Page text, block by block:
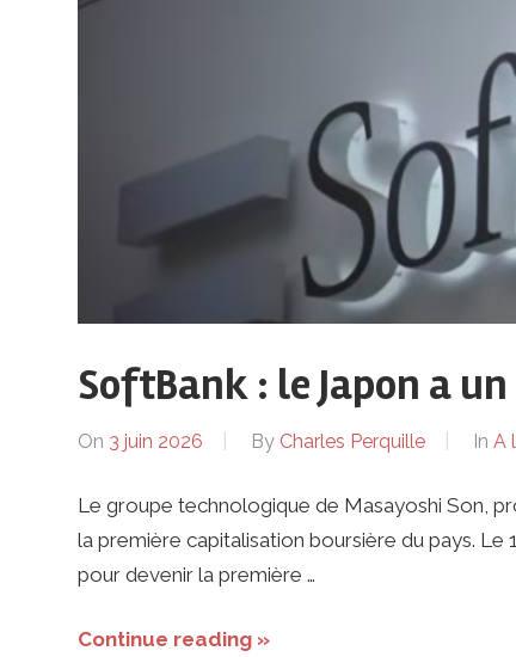
monde
lentreprise
et
ses
dirigeants
SoftBank : le Japon a
On 3 juin 2026 By Charles Perquille In A
Le groupe technologique de Masayoshi Son,
la première capitalisation boursière du pays.
pour devenir la première …
Continue reading »